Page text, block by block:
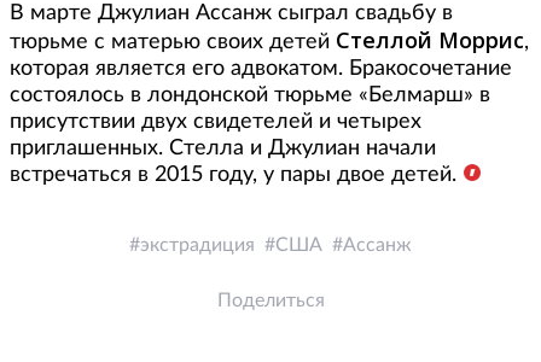
В марте Джулиан Ассанж сыграл свадьбу в
тюрьме с матерью своих детей Стеллой Моррис,
которая является его адвокатом. Бракосочетание
состоялось в лондонской тюрьме «Белмарш» в
присутствии двух свидетелей и четырех
приглашенных. Стелла и Джулиан начали
встречаться в 2015 году, у пары двое детей.
экстрадиция США Ассанж
Поделиться